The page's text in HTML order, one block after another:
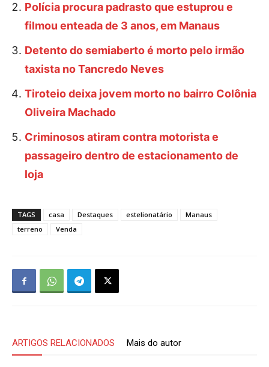
Polícia procura padrasto que estuprou e
filmou enteada de 3 anos, em Manaus
Detento do semiaberto é morto pelo irmão
taxista no Tancredo Neves
Tiroteio deixa jovem morto no bairro Colônia
Oliveira Machado
Criminosos atiram contra motorista e
passageiro dentro de estacionamento de
loja
TAGS casa Destaques estelionatário
Manaus
terreno
Venda
ARTIGOS RELACIONADOS Mais do autor